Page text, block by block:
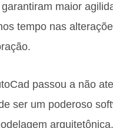
maior
tempo nas
passou a não
ser um poderoso
arquitetônica.